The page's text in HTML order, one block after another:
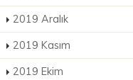
2019 Aralık
2019 Kasım
2019 Ekim